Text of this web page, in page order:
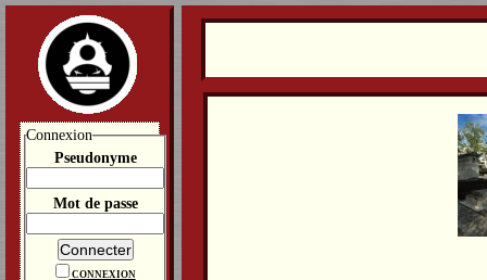
Connexion
Pseudonyme
Mot de passe
CONNEXION